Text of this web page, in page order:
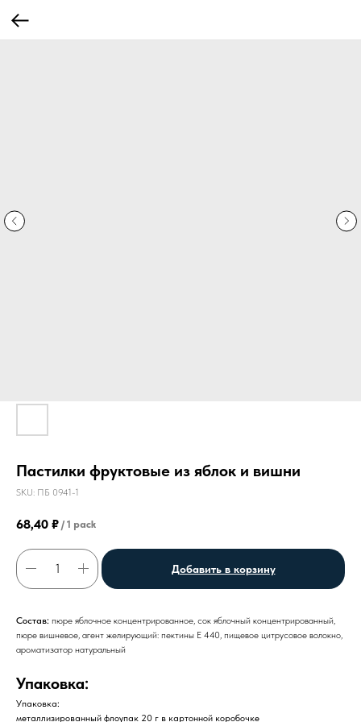
Пастилки фруктовые из яблок и вишни
SKU: ПБ 0941-1
68,40 ₽ / 1 pack
Добавить в корзину
Состав: пюре яблочное концентрированное, сок яблочный концентрированный,
пюре вишневое, агент желирующий: пектины Е 440, пищевое цитрусовое волокно,
ароматизатор натуральный
Упаковка:
Упаковка:
металлизированный флоупак 20 г в картонной коробочке